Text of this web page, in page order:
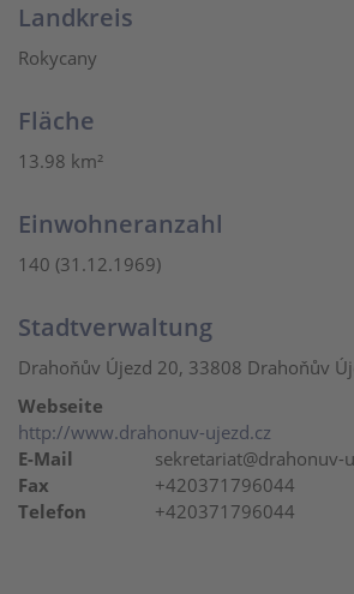
Landkreis
Rokycany
Fläche
13.98 km²
Einwohneranzahl
140 (31.12.1969)
Stadtverwaltung
Drahoňův Újezd 20, 33808 Drahoňův
Webseite
http://www.drahonuv-ujezd.cz
E-Mail
sekretariat@drahonuv-
Fax
+420371796044
Telefon
+420371796044